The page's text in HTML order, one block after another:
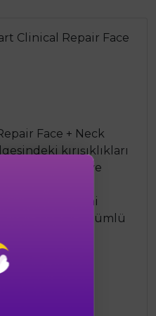
Clinical Repair Face
Face + Neck
kırışıklıkları
sıkılaştırıcı ve
sürecini
genç görünümlü
bakım